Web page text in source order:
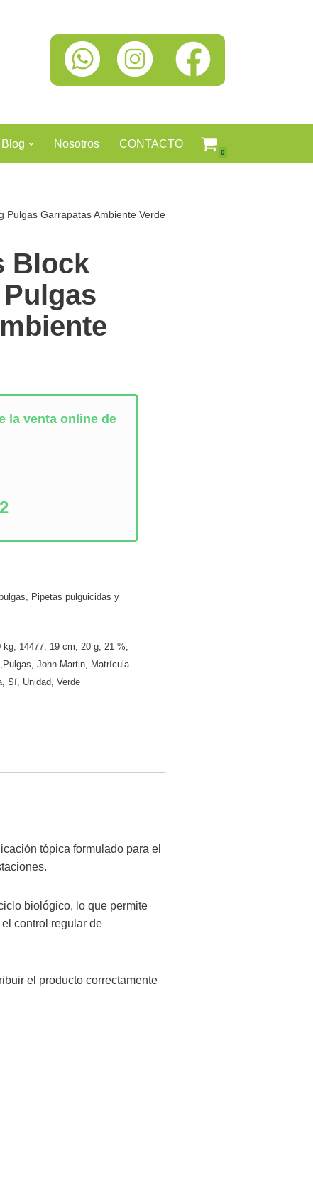
Blog Nosotros CONTACTO
0
Pulgas Garrapatas Ambiente Verde
Block
la venta online de
, Pipetas pulguicidas y
kg, 14477, 19 cm,20 g,21 %,
,John Martin, Matrícula
,Sí, Unidad,Verde
tópica formulado para el
biológico, lo que permite
control regular de
el producto correctamente